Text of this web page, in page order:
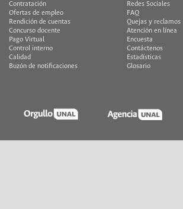
Contratación
Ofertas de empleo
Rendición de cuentas
Concurso docente
Pago Virtual
Control interno
Calidad
Buzón de notificaciones
Redes Sociales
FAQ
Quejas y reclamos
Atención en línea
Encuesta
Contáctenos
Estadísticas
Glosario